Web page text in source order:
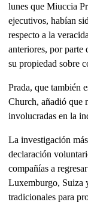
lunes que Miuccia
ejecutivos, habían
respecto a la
anteriores, por parte
su propiedad sobre
Prada, que también
Church, añadió que
involucradas en la
La investigación
declaración
compañías a
Luxemburgo, Suiza
tradicionales para